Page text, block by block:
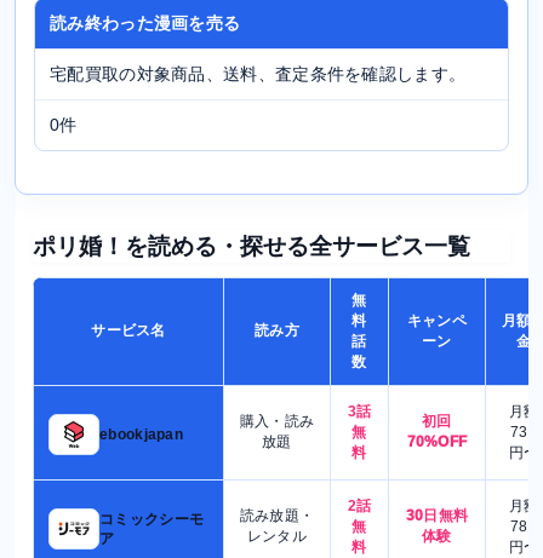
読み終わった漫画を売る
宅配買取の対象商品、送料、査定条件を確認します。
0件
ポリ婚！を読める・探せる全サービス一覧
サービス名 読み方
無
料
話
数
キャンペ
ーン
月額
金
ebookjapan
購入・読み
放題
3話
無
料
初回
70%OFF
月額
730
円〜
コミックシーモ
ア
読み放題・
レンタル
2話
無
料
30日無料
体験
月額
780
円〜